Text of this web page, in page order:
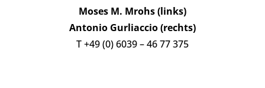
Moses M. Mrohs (links)
Antonio Gurliaccio (rechts)
T +49 (0) 6039 – 46 77 375